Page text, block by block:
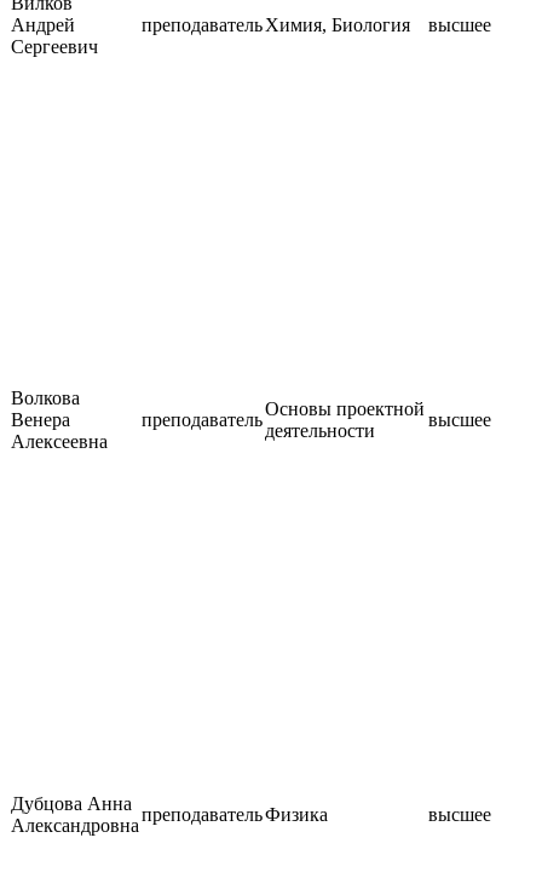
Андрей
Сергеевич
преподавательХимия, Биология высшее
Волкова
Венера
Алексеевна
преподаватель
Основы проектной
деятельности
высшее
Дубцова Анна
Александровна
преподавательФизика высшее